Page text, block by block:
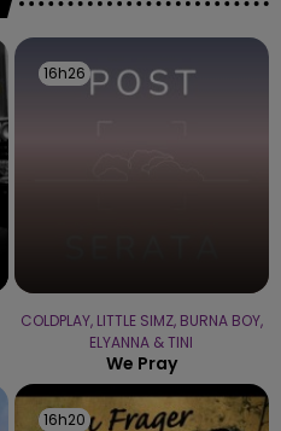
16h26
16h26
COLDPLAY, LITTLE SIMZ, BURNA BOY,
ELYANNA & TINI
We Pray
16h20
16h20